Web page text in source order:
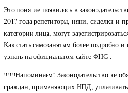
Это понятие появилось в
2017 года репетиторы, няни, сиделки и
категории лица, могут
Как стать самозанятым более
узнать на официальном сайте ФНС .
‼️‼️‼️Напоминаем! Законодательство не
граждан, применяющих НПД, уплачивать